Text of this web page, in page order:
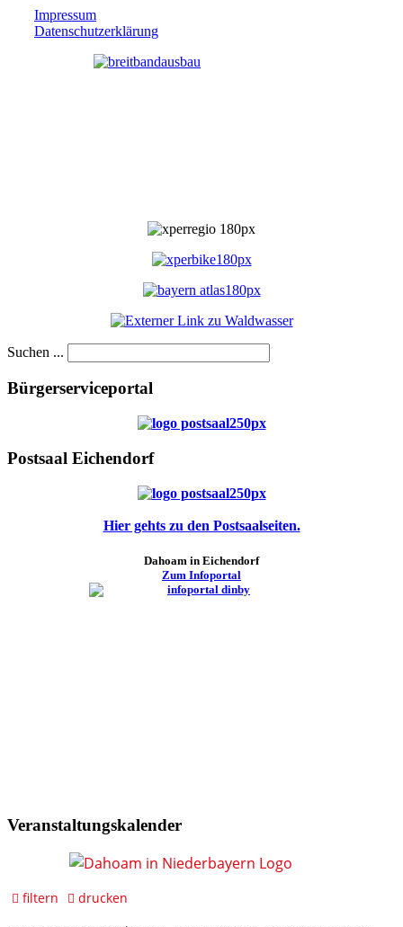
Impressum
Datenschutzerklärung
Suchen ...
Bürgerserviceportal
Postsaal Eichendorf
Hier gehts zu den Postsaalseiten.
Dahoam in Eichendorf
Zum Infoportal
Veranstaltungskalender